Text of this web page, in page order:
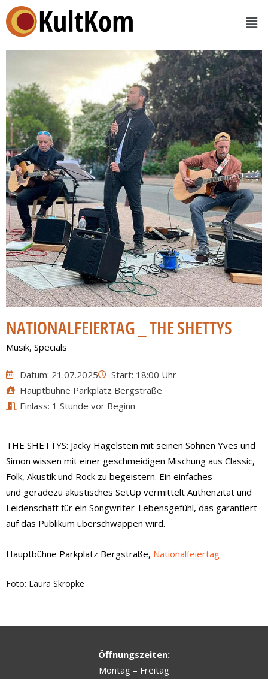
NATIONALFEIERTAG _ THE SHETTYS
Musik, Specials
Datum: 21.07.2025
Start: 18:00 Uhr
Hauptbühne Parkplatz Bergstraße
Einlass: 1 Stunde vor Beginn
THE SHETTYS: Jacky Hagelstein mit seinen Söhnen Yves und
Simon wissen mit einer geschmeidigen Mischung aus Classic,
Folk, Akustik und Rock zu begeistern. Ein einfaches
und geradezu akustisches SetUp vermittelt Authenzität und
Leidenschaft für ein Songwriter-Lebensgefühl, das garantiert
auf das Publikum überschwappen wird.
Hauptbühne Parkplatz Bergstraße, Nationalfeiertag
Foto: Laura Skropke
Öffnungszeiten:
Montag – Freitag